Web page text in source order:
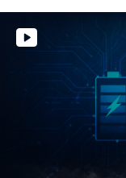
서 머스크의 이번 도박
봅니다.